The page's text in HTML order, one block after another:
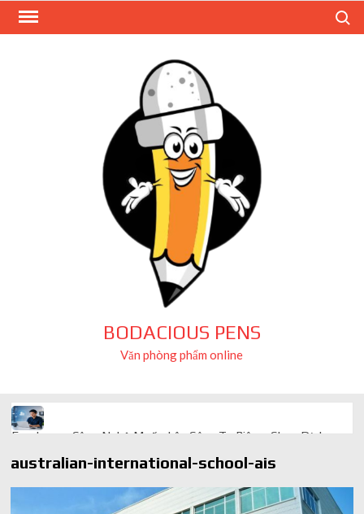
Skip
BODACIOUS PENS
Văn phòng phẩm online
Freelancer Công Nghệ Muốn Lên Công Ty Riêng: Chọn Dịch
australian-international-school-ais